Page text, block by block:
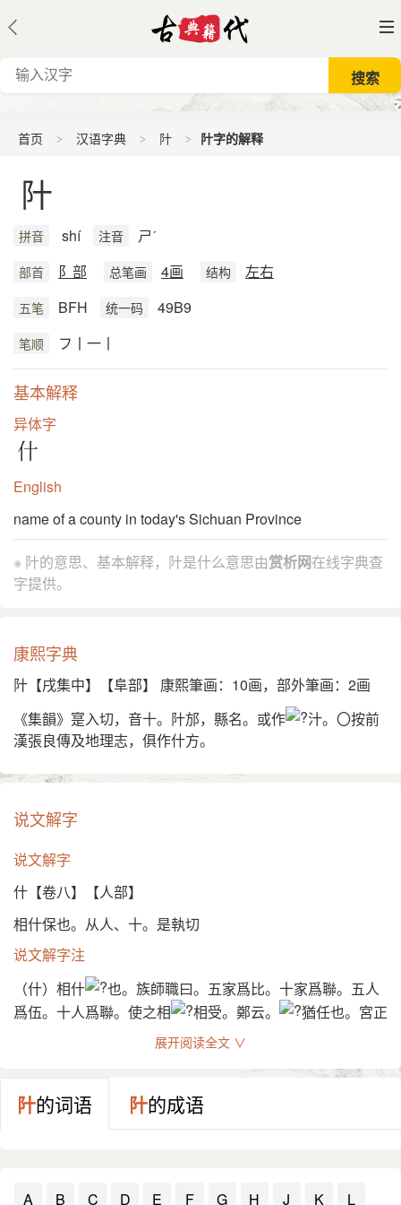
首页 汉语字典 䦹 䦹字的解释
䦹
拼音 shí 注音 ㄕˊ
部首 阝部 总笔画 4画 结构 左右
五笔 BFH 统一码 49B9
笔顺 フ丨一丨
基本解释
异体字
什
English
name of a county in today's Sichuan Province
※ 䦹的意思、基本解释，䦹是什么意思由赏析网在线字典查
字提供。
康熙字典
䦹【戌集中】【阜部】 康熙筆画：10画，部外筆画：2画
《集韻》寔入切，音十。䦹邡，縣名。或作
汁。〇按前
漢張良傳及地理志，俱作什方。
说文解字
说文解字
什【卷八】【人部】
相什保也。从人、十。是執切
说文解字注
（什）相什
也。族師職曰。五家爲比。十家爲聯。五人
爲伍。十人爲聯。使之相
相受。鄭云。
猶任也。宮正
注。五人爲伍。二伍爲什。雅頌以十篇爲一什。按後世曰什
物、古曰任器。古今語也。任急言之曰什。如唐人詩十可讀
如諶也。周禮牛人、司
皆有任器。鄭云。任猶用也。从
人十。此舉㑹意包形聲。是執切。七部。
展开阅读全文 ∨
䦹的词语 䦹的成语
A B C D E F G H J K L